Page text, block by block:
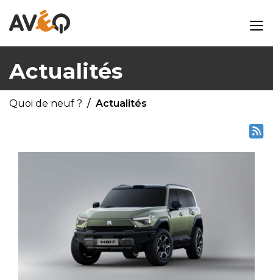
Actualités
Quoi de neuf ? Actualités